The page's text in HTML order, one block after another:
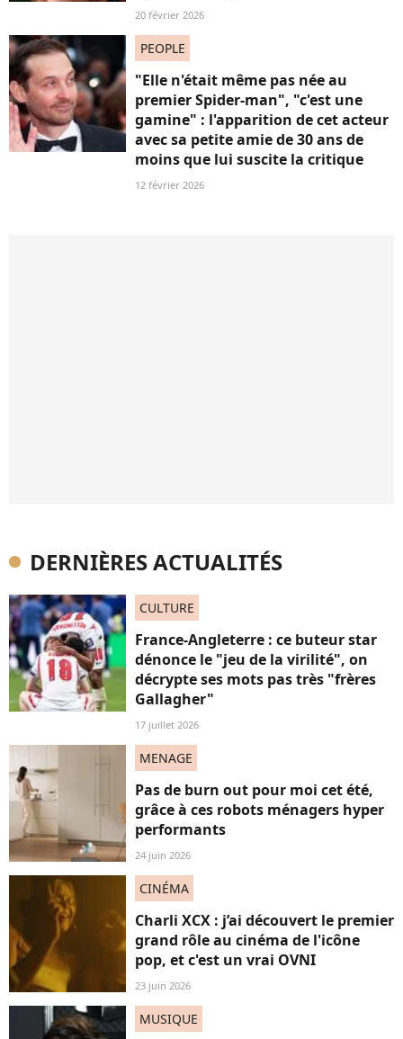
20 février 2026
PEOPLE
"Elle n'était même pas née au
premier Spider-man", "c'est une
gamine" : l'apparition de cet acteur
avec sa petite amie de 30 ans de
moins que lui suscite la critique
12 février 2026
DERNIÈRES ACTUALITÉS
CULTURE
France-Angleterre : ce buteur star
dénonce le "jeu de la virilité", on
décrypte ses mots pas très "frères
Gallagher"
17 juillet 2026
MENAGE
Pas de burn out pour moi cet été,
grâce à ces robots ménagers hyper
performants
24 juin 2026
CINÉMA
Charli XCX : j’ai découvert le premier
grand rôle au cinéma de l'icône
pop, et c'est un vrai OVNI
23 juin 2026
MUSIQUE